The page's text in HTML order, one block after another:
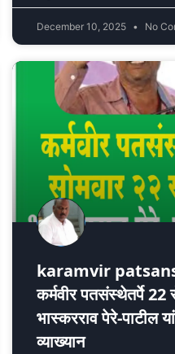
December 10, 2025 No
karamvir
कर्मवीर पतसंस्थेतर्पे 22
भास्करराव पेरे-पाटील
व्याख्यान